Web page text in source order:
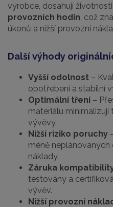
výrobce, dosahují životnosti
provozních hodin, což
úkonů a nižší provozní
Další výhody
Vyšší odolnost –
opotřebení a stabilní
Optimální tření –
materiálu minimalizují
vývěvy.
Nižší riziko poruchy
méně neplánovaných
náklady.
Záruka
testovány a
vývěv.
Nižší provozní